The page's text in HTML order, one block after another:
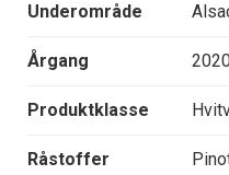
Underområde
Årgang
Produktklasse
Råstoffer